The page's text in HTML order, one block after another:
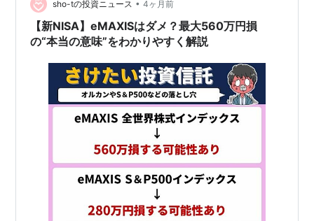
【あなたは何タイプ？】FPが…
sho-tの投資ニュース • 4ヶ月前
【新NISA】eMAXISはダメ？最大560万円損
の“本当の意味”をわかりやすく解説